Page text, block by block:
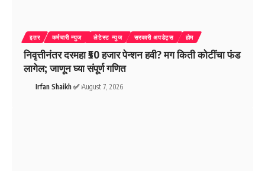
इतर कर्मचारी न्युज लेटेस्ट न्युज सरकारी अपडेट्स होम
निवृत्तीनंतर दरमहा ₹50 हजार पेन्शन हवी? मग किती कोटींचा फंड
लागेल; जाणून घ्या संपूर्ण गणित
Irfan Shaikh ✅ August 7, 2026